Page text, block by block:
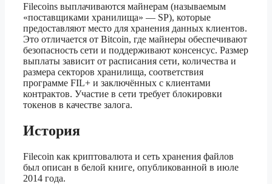
Filecoins выплачиваются майнерам (называемым
«поставщиками хранилища» — SP), которые
предоставляют место для хранения данных клиентов.
Это отличается от Bitcoin, где майнеры обеспечивают
безопасность сети и поддерживают консенсус. Размер
выплаты зависит от расписания сети, количества и
размера секторов хранилища, соответствия
программе FIL+ и заключённых с клиентами
контрактов. Участие в сети требует блокировки
токенов в качестве залога.
История
Filecoin как криптовалюта и сеть хранения файлов
был описан в белой книге, опубликованной в июле
2014 года.